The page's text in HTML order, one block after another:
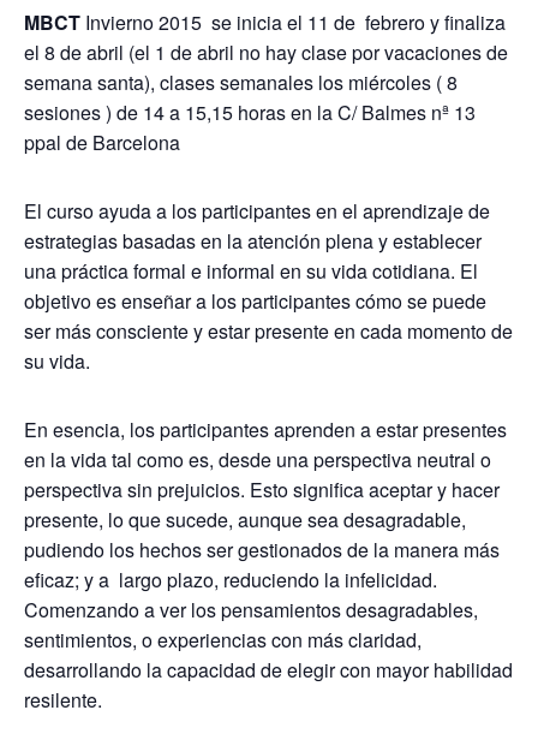
MBCT Invierno 2015 se inicia el 11 de febrero y finaliza
el 8 de abril (el 1 de abril no hay clase por vacaciones de
semana santa), clases semanales los miércoles ( 8
sesiones ) de 14 a 15,15 horas en la C/ Balmes nª 13
ppal de Barcelona
El curso ayuda a los participantes en el aprendizaje de
estrategias basadas en la atención plena y establecer
una práctica formal e informal en su vida cotidiana. El
objetivo es enseñar a los participantes cómo se puede
ser más consciente y estar presente en cada momento de
su vida.
En esencia, los participantes aprenden a estar presentes
en la vida tal como es, desde una perspectiva neutral o
perspectiva sin prejuicios. Esto significa aceptar y hacer
presente, lo que sucede, aunque sea desagradable,
pudiendo los hechos ser gestionados de la manera más
eficaz; y a largo plazo, reduciendo la infelicidad.
Comenzando a ver los pensamientos desagradables,
sentimientos, o experiencias con más claridad,
desarrollando la capacidad de elegir con mayor habilidad
resilente.